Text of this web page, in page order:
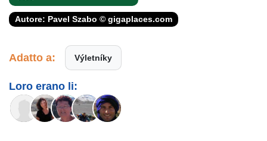
Autore: Pavel Szabo © gigaplaces.com
Adatto a: Výletníky
Loro erano li: